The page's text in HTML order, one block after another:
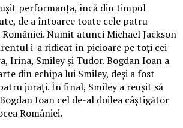
performanţa, încă din timpul
de a întoarce toate cele patru
României. Numit atunci Michael Jackson
i-a ridicat în picioare pe toţi cei
Irina, Smiley şi Tudor. Bogdan Ioan a
din echipa lui Smiley, deşi a fost
juraţi. În final, Smiley a reuşit să
Ioan cel de-al doilea câştigător
României.